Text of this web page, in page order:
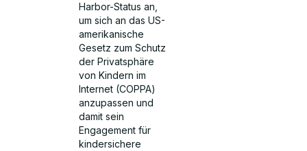
Harbor-Status an,
um sich an das US-
amerikanische
Gesetz zum Schutz
der Privatsphäre
von Kindern im
Internet (COPPA)
anzupassen und
damit sein
Engagement für
kindersichere